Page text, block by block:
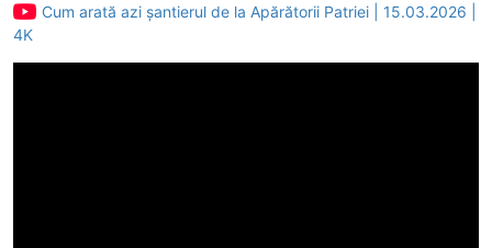
Cum arată azi șantierul de la Apărătorii Patriei | 15.03.2026 |
4K